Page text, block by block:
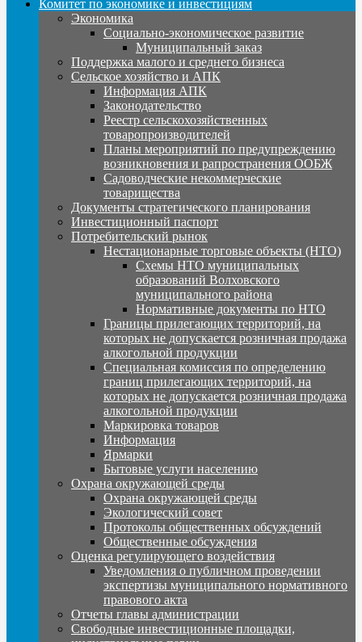
Комитет по экономике и инвестициям
Экономика
Социально-экономическое развитие
Муниципальный заказ
Поддержка малого и среднего бизнеса
Сельское хозяйство и АПК
Информация АПК
Законодательство
Реестр сельскохозяйственных
товаропроизводителей
Планы мероприятий по предупреждению
возникновения и рапространения ООБЖ
Садоводческие некоммерческие
товарищества
Документы стратегического планирования
Инвестиционный паспорт
Потребительский рынок
Нестационарные торговые объекты (НТО)
Схемы НТО муниципальных
образований Волховского
муниципального района
Нормативные документы по НТО
Границы прилегающих территорий, на
которых не допускается розничная продажа
алкогольной продукции
Специальная комиссия по определению
границ прилегающих территорий, на
которых не допускается розничная продажа
алкогольной продукции
Маркировка товаров
Информация
Ярмарки
Бытовые услуги населению
Охрана окружающей среды
Охрана окружающей среды
Экологический совет
Протоколы общественных обсуждений
Общественные обсуждения
Оценка регулирующего воздействия
Уведомления о публичном проведении
экспертизы муниципального нормативного
правового акта
Отчеты главы администрации
Свободные инвестиционные площадки,